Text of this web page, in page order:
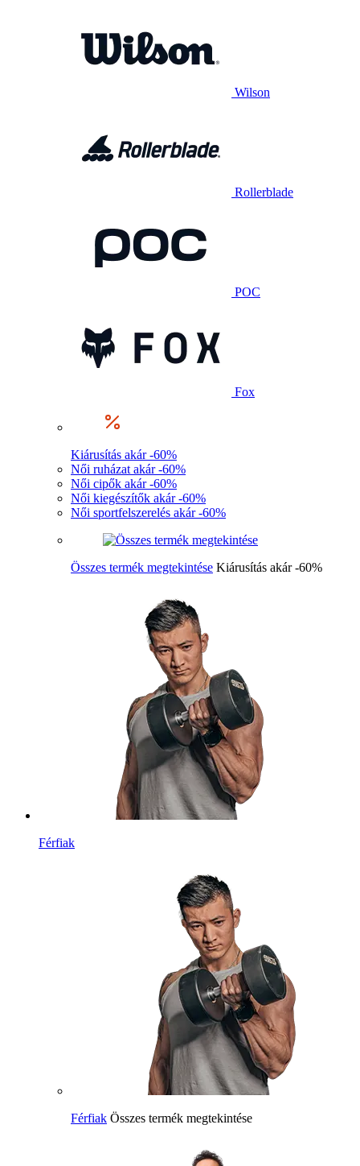
Wilson
Rollerblade
POC
Fox
Kiárusítás akár -60%
Női ruházat akár -60%
Női cipők akár -60%
Női kiegészítők akár -60%
Női sportfelszerelés akár -60%
Összes termék megtekintése Kiárusítás akár -60%
Férfiak
Férfiak Összes termék megtekintése